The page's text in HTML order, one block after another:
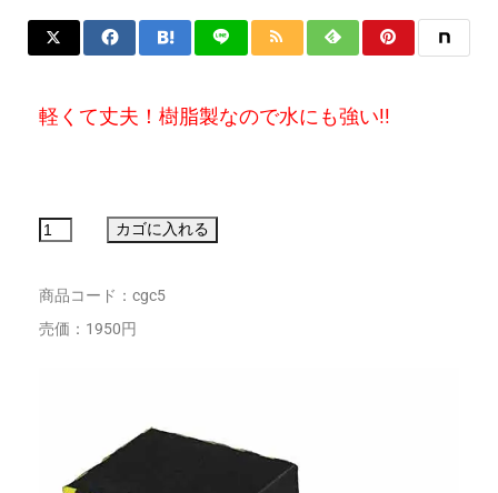
軽くて丈夫！樹脂製なので水にも強い!!
商品コード：cgc5
売価：1950円